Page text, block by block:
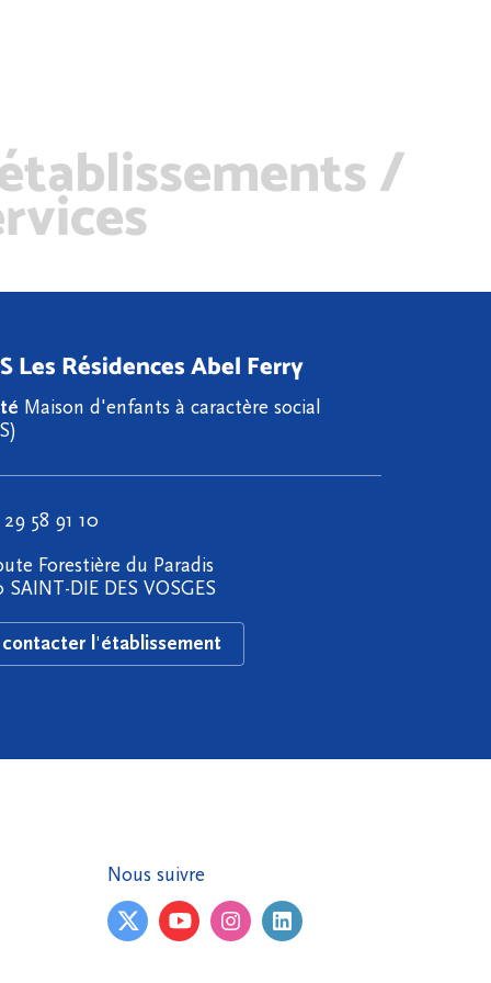
/
Les Résidences Abel Ferry
Maison d'enfants à caractère social
58 91 10
Forestière du Paradis
SAINT-DIE DES VOSGES
contacter l'établissement
Nous suivre